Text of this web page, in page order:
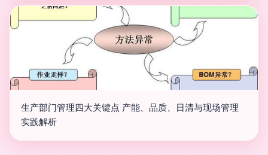
生产部门管理四大关键点 产能、品质、日清与现场管理
实践解析